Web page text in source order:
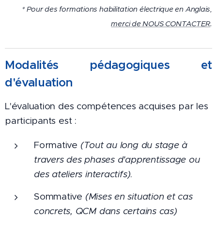
* Pour des formations habilitation électrique en Anglais,
merci de NOUS CONTACTER.
Modalités pédagogiques et
d'évaluation
L'évaluation des compétences acquises par les
participants est :
Formative (Tout au long du stage à
travers des phases d'apprentissage ou
des ateliers interactifs).
Sommative (Mises en situation et cas
concrets, QCM dans certains cas)